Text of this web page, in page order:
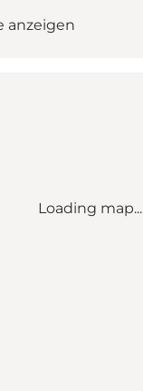
anzeigen
Loading map...